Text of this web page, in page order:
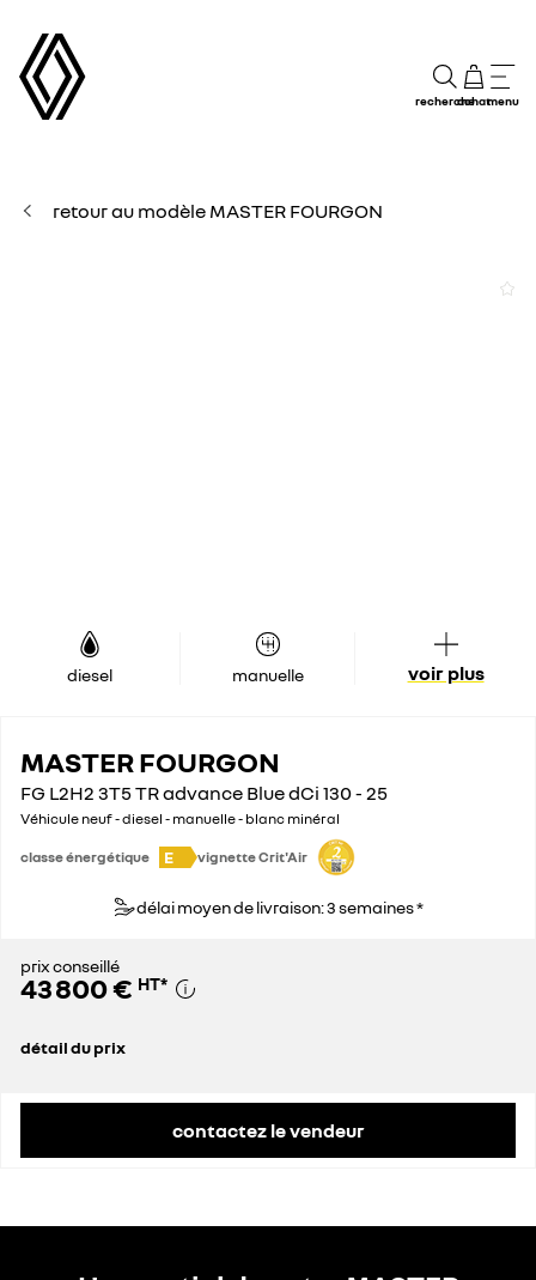
rechercheachatmenu
retour au modèle MASTER FOURGON
diesel manuelle voir plus
MASTER FOURGON
FG L2H2 3T5 TR advance Blue dCi 130 - 25
Véhicule neuf - diesel - manuelle - blanc minéral
classe énergétique E vignette Crit'Air
délai moyen de livraison: 3 semaines *
prix conseillé
43 800 € HT*
détail du prix
contactez le vendeur